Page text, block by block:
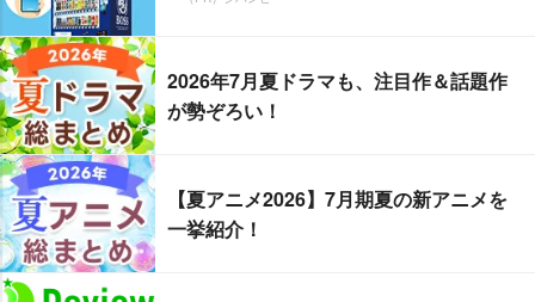
2026年7月夏ドラマも、注目作＆話題作
が勢ぞろい！
【夏アニメ2026】7月期夏の新アニメを
一挙紹介！